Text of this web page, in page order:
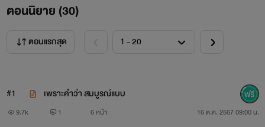
ตอนนิยาย (30)
ตอนแรกสุด
#1 เพราะคำว่า สมบูรณ์แบบ
9.7k 1 6 หน้า 16 ต.ค. 2567 09:00 น.